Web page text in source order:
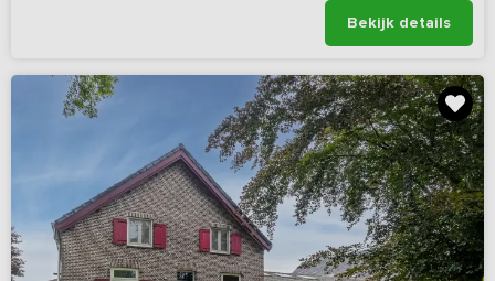
Bekijk details